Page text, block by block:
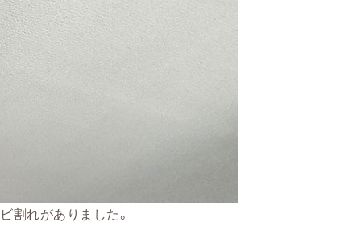
割れがありました。